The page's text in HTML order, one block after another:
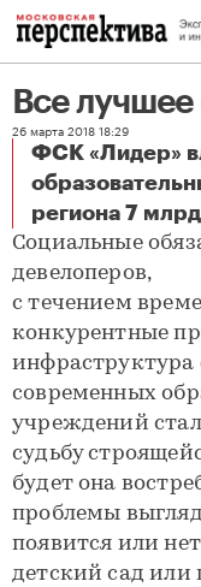
Все лучшее
26 марта 2018 18:29
ФСК «Лидер»
региона 7
Все лучшее – детям!
Социальные
девелоперов,
с течением
конкурентные
современных
учреждений
судьбу
будет она
проблемы
появится или нет
детский сад или